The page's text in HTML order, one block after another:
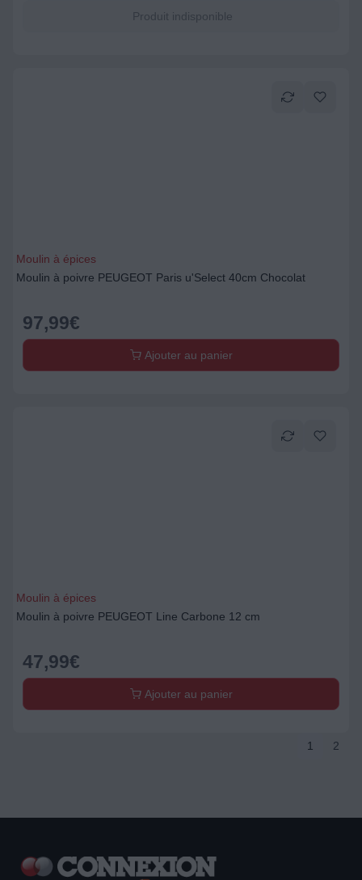
Produit indisponible
Moulin à épices
Moulin à poivre PEUGEOT Paris u'Select 40cm Chocolat
97,99€
Ajouter au panier
Moulin à épices
Moulin à poivre PEUGEOT Line Carbone 12 cm
47,99€
Ajouter au panier
1 2